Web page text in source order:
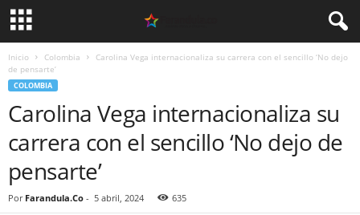
Inicio Colombia
Carolina Vega internacionaliza su carrera con el sencillo ‘No dejo
de pensarte’
COLOMBIA
Carolina Vega internacionaliza su
carrera con el sencillo ‘No dejo de
pensarte’
Por Farandula.Co - 5 abril, 2024 635